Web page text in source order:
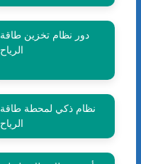
دور نظام تخزين طاقة
الرياح
نظام ذكي لمحطة طاقة
الرياح